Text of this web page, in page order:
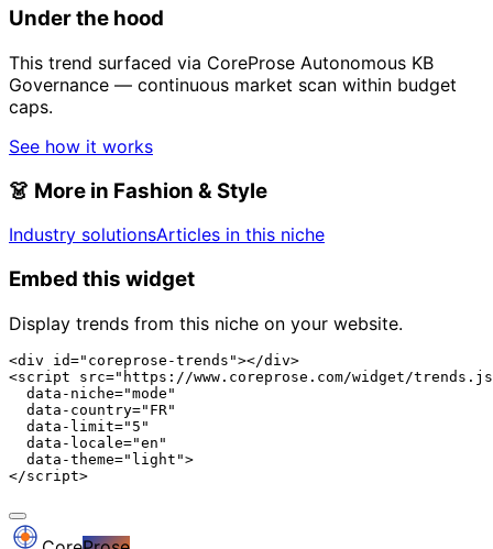
Under the hood
This trend surfaced via CoreProse Autonomous KB
Governance — continuous market scan within budget
caps.
See how it works
👗 More in Fashion & Style
Industry solutionsArticles in this niche
Embed this widget
Display trends from this niche on your website.
<div id="coreprose-trends"></div>
<script src="https://www.coreprose.com/widget/
  data-niche="mode"
  data-country="FR"
  data-limit="5"
  data-locale="en"
  data-theme="light">
</script>